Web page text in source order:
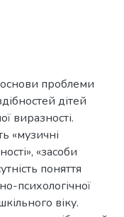
основи проблеми
дітей
виразності.
«музичні
«засоби
поняття
психологічної
віку.